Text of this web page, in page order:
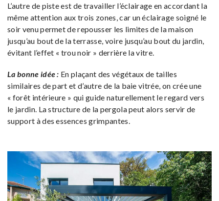
L’autre de piste est de travailler l’éclairage en accordant la
même attention aux trois zones, car un éclairage soigné le
soir venu permet de repousser les limites de la maison
jusqu’au bout de la terrasse, voire jusqu’au bout du jardin,
évitant l’effet « trou noir » derrière la vitre.
La bonne idée : En plaçant des végétaux de tailles
similaires de part et d’autre de la baie vitrée, on crée une
« forêt intérieure » qui guide naturellement le regard vers
le jardin. La structure de la pergola peut alors servir de
support à des essences grimpantes.